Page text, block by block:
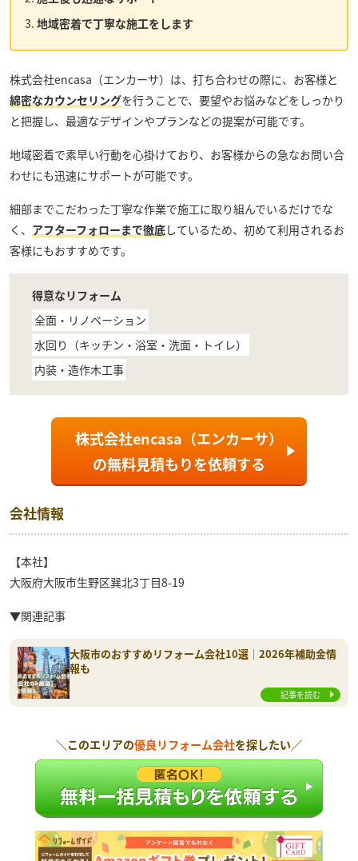
地域密着で丁寧な施工をします
株式会社encasa（エンカーサ） は、打ち合わせの際に、お客様と
綿密なカウンセリングを行うことで、要望やお悩みなどをしっかり
と把握し、最適なデザインやプランなどの提案が可能です。
地域密着で素早い行動を心掛けており、お客様からの急なお問い合
わせにも迅速にサポートが可能です。
細部までこだわった丁寧な作業で施工に取り組んでいるだけでな
く、 アフターフォローまで徹底しているため、初めて利用されるお
客様にもおすすめです。
得意なリフォーム
全面・リノベーション
水回り（キッチン・浴室・洗面・トイレ）
内装・造作木工事
株式会社encasa（エンカーサ）
の無料見積もりを依頼する
会社情報
【本社】
大阪府大阪市生野区巽北3丁目8-19
▼関連記事
大阪市のおすすめリフォーム会社10選｜2026年補助金情
報も
記事を読む
＼このエリアの優良リフォーム会社を探したい／